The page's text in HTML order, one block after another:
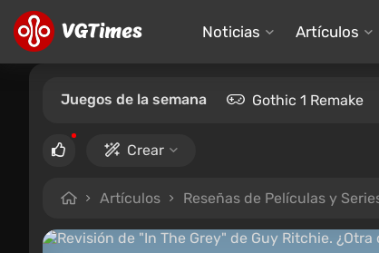
Noticias Artículos
Juegos de la semana Gothic 1 Remake
Crear
Artículos Reseñas de Películas y